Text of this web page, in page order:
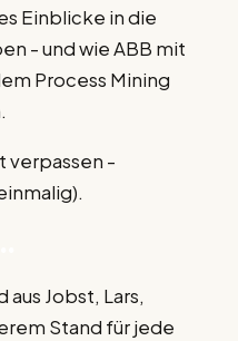
Einblicke in die
- und wie ABB mit
Process Mining
verpassen -
Jobst, Lars,
Stand für jede